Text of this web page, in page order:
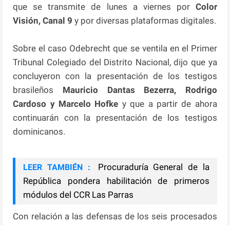
que se transmite de lunes a viernes porColor
Visión, Canal 9y por diversas plataformas digitales.
Sobre el caso Odebrecht que se ventila en el Primer
Tribunal Colegiado del Distrito Nacional, dijo que ya
concluyeron con la presentación de los testigos
brasileños Mauricio Dantas Bezerra, Rodrigo
Cardoso y Marcelo Hofke y que a partir de ahora
continuarán con la presentación de los testigos
dominicanos.
LEER TAMBIÉN :
Procuraduría General de la
República pondera habilitación de primeros
módulos del CCR Las Parras
Con relación a las defensas de los seis procesados